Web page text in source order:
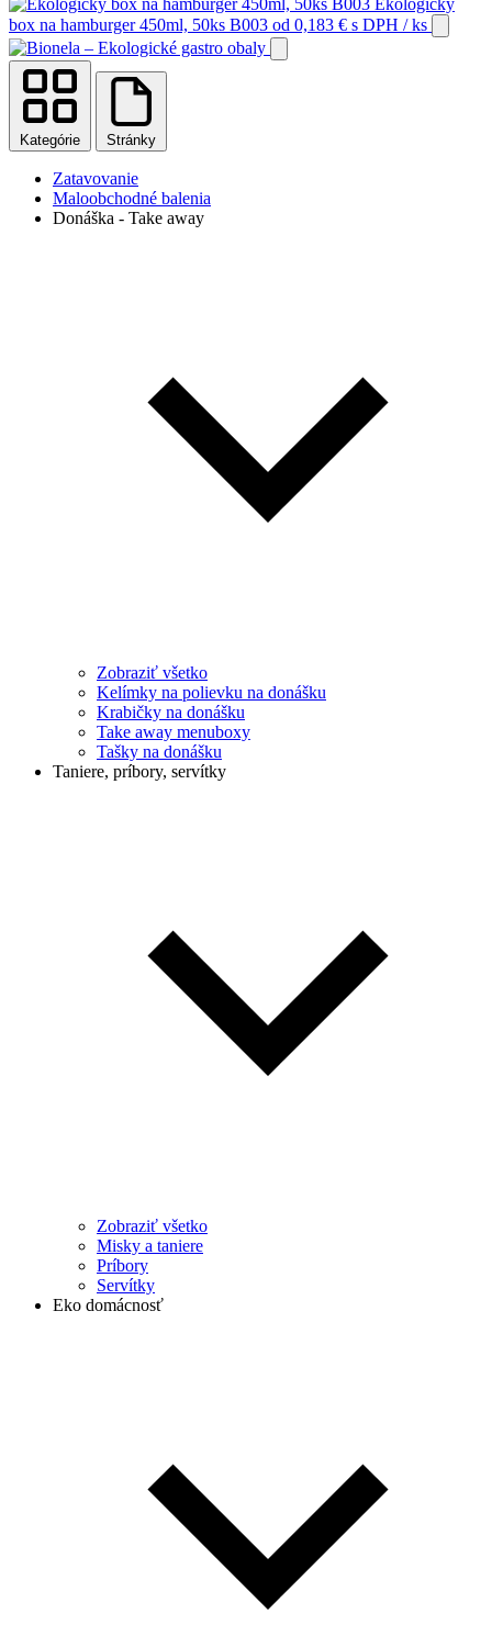
Ekologický
box na hamburger 450ml, 50ks B003 od 0,183 € s DPH / ks
Kategórie Stránky
Zatavovanie
Maloobchodné balenia
Donáška - Take away
Zobraziť všetko
Kelímky na polievku na donášku
Krabičky na donášku
Take away menuboxy
Tašky na donášku
Taniere, príbory, servítky
Zobraziť všetko
Misky a taniere
Príbory
Servítky
Eko domácnosť